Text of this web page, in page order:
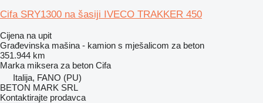
Cifa SRY1300 na šasiji IVECO TRAKKER 450
Cijena na upit
Građevinska mašina - kamion s mješalicom za beton
351.944 km
Marka miksera za beton Cifa
Italija, FANO (PU)
BETON MARK SRL
Kontaktirajte prodavca